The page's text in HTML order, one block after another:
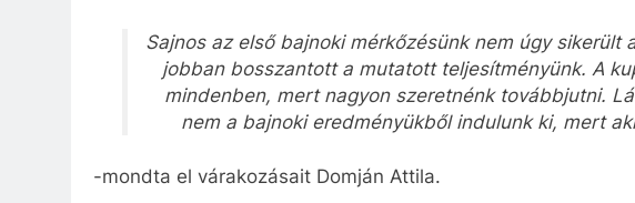
Sajnos az első bajnoki mérkőzésünk nem úgy sikerült
jobban bosszantott a mutatott teljesítményünk. A
mindenben, mert nagyon szeretnénk továbbjutni.
nem a bajnoki eredményükből indulunk ki, mert
-mondta el várakozásait Domján Attila.